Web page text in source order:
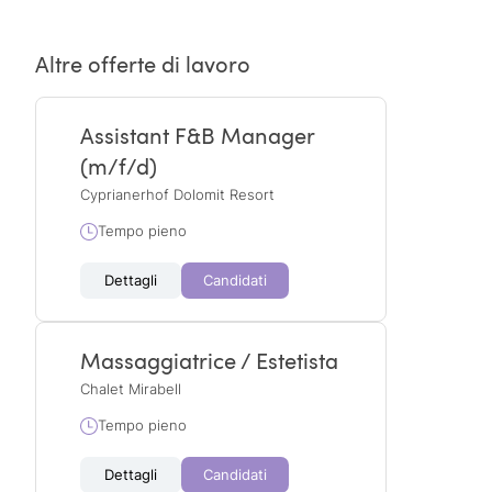
Altre offerte di lavoro
Assistant F&B Manager
(m/f/d)
Cyprianerhof Dolomit Resort
Tempo pieno
Dettagli Candidati
Massaggiatrice / Estetista
Chalet Mirabell
Tempo pieno
Dettagli Candidati